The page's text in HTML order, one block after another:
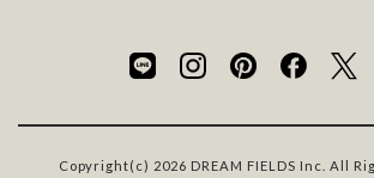
Copyright(c) 2026 DREAM FIELDS Inc. All